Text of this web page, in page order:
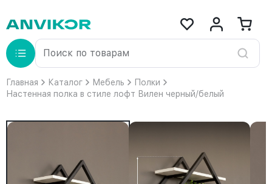
Главная Каталог Мебель
Полки
Настенная полка в стиле лофт Вилен черный/белый